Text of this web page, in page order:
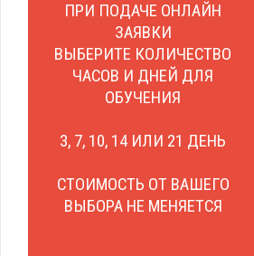
ПРИ ПОДАЧЕ ОНЛАЙН
ЗАЯВКИ
ВЫБЕРИТЕ КОЛИЧЕСТВО
ЧАСОВ И ДНЕЙ ДЛЯ
ОБУЧЕНИЯ
3, 7, 10, 14 ИЛИ 21 ДЕНЬ
СТОИМОСТЬ ОТ ВАШЕГО
ВЫБОРА НЕ МЕНЯЕТСЯ